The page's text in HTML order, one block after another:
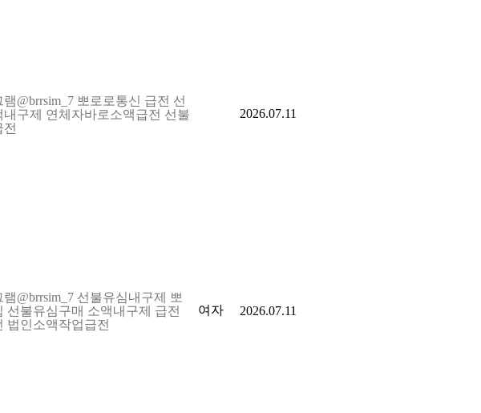
@brrsim_7 뽀로로통신 급전 선
구제 연체자바로소액급전 선불
2026.07.11
@brrsim_7 선불유심내구제 뽀
선불유심구매 소액내구제 급전
법인소액작업급전
여자 2026.07.11